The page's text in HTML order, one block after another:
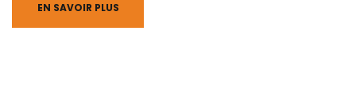
EN SAVOIR PLUS